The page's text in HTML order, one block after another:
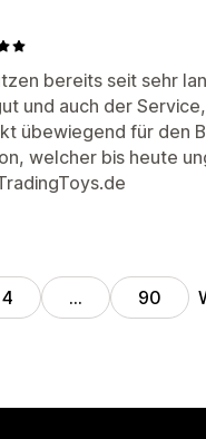
bereits seit sehr
und auch der
übewiegend für den
welcher bis heute
4 … 90